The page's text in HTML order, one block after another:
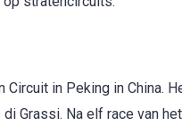
in Peking in China.
Grassi. Na elf race van